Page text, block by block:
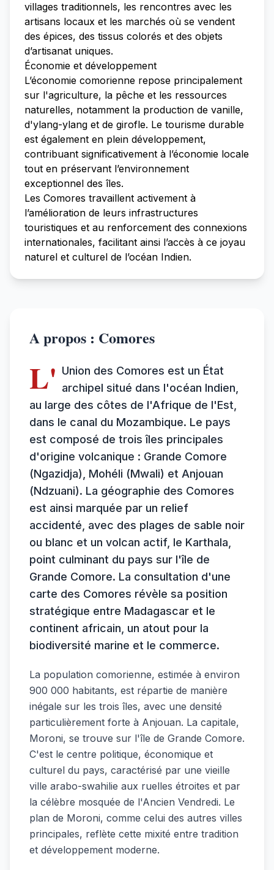
villages traditionnels, les rencontres avec les
artisans locaux et les marchés où se vendent
des épices, des tissus colorés et des objets
d’artisanat uniques.
Économie et développement
L’économie comorienne repose principalement
sur l'agriculture, la pêche et les ressources
naturelles, notamment la production de vanille,
d'ylang-ylang et de girofle. Le tourisme durable
est également en plein développement,
contribuant significativement à l’économie locale
tout en préservant l’environnement
exceptionnel des îles.
Les Comores travaillent activement à
l’amélioration de leurs infrastructures
touristiques et au renforcement des connexions
internationales, facilitant ainsi l’accès à ce joyau
naturel et culturel de l’océan Indien.
A propos : Comores
L' Union des Comores est un État
archipel situé dans l'océan Indien,
au large des côtes de l'Afrique de l'Est,
dans le canal du Mozambique. Le pays
est composé de trois îles principales
d'origine volcanique : Grande Comore
(Ngazidja), Mohéli (Mwali) et Anjouan
(Ndzuani). La géographie des Comores
est ainsi marquée par un relief
accidenté, avec des plages de sable noir
ou blanc et un volcan actif, le Karthala,
point culminant du pays sur l'île de
Grande Comore. La consultation d'une
carte des Comores révèle sa position
stratégique entre Madagascar et le
continent africain, un atout pour la
biodiversité marine et le commerce.
La population comorienne, estimée à environ
900 000 habitants, est répartie de manière
inégale sur les trois îles, avec une densité
particulièrement forte à Anjouan. La capitale,
Moroni, se trouve sur l'île de Grande Comore.
C'est le centre politique, économique et
culturel du pays, caractérisé par une vieille
ville arabo-swahilie aux ruelles étroites et par
la célèbre mosquée de l'Ancien Vendredi. Le
plan de Moroni, comme celui des autres villes
principales, reflète cette mixité entre tradition
et développement moderne.